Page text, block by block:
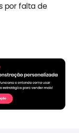
por falta de